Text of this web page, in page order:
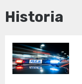
Historia